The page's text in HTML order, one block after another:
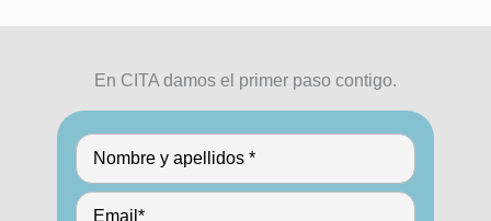
En CITA damos el primer paso contigo.